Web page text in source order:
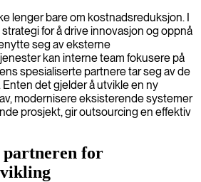
lenger bare om kostnadsreduksjon. I
for å drive innovasjon og oppnå
seg av eksterne
kan interne team fokusere på
spesialiserte partnere tar seg av de
det gjelder å utvikle en ny
modernisere eksisterende systemer
prosjekt, gir outsourcing en effektiv
partneren for